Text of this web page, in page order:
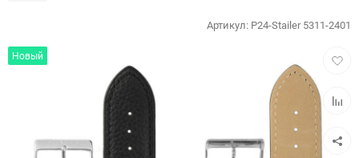
Новый
Артикул: P24-Stailer 5311-2401